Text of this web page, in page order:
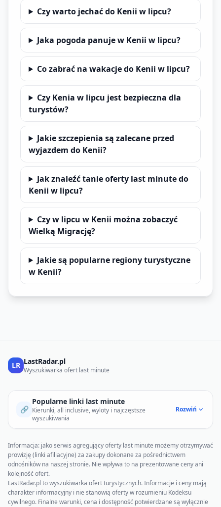
Czy warto jechać do Kenii w lipcu?
Jaka pogoda panuje w Kenii w lipcu?
Co zabrać na wakacje do Kenii w lipcu?
Czy Kenia w lipcu jest bezpieczna dla
turystów?
Jakie szczepienia są zalecane przed
wyjazdem do Kenii?
Jak znaleźć tanie oferty last minute do
Kenii w lipcu?
Czy w lipcu w Kenii można zobaczyć
Wielką Migrację?
Jakie są popularne regiony turystyczne
w Kenii?
LR LastRadar.pl
Wyszukiwarka ofert last minute
🔗
Popularne linki last minute
Kierunki, all inclusive, wyloty i najczęstsze
wyszukiwania
Rozwiń
Informacja: jako serwis agregujący oferty last minute możemy otrzymywać
prowizję (linki afiliacyjne) za zakupy dokonane za pośrednictwem
odnośników na naszej stronie. Nie wpływa to na prezentowane ceny ani
kolejność ofert.
LastRadar.pl to wyszukiwarka ofert turystycznych. Informacje i ceny mają
charakter informacyjny i nie stanowią oferty w rozumieniu Kodeksu
cywilnego. Finalne warunki, cena i dostępność potwierdzane są wyłącznie